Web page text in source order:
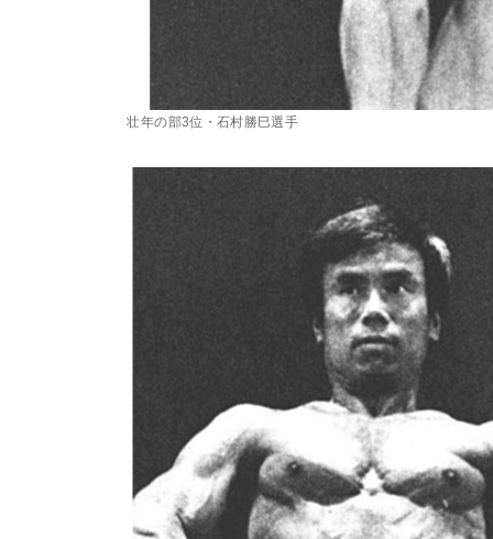
壮年の部3位・石村勝巳選手